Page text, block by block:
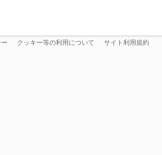
クッキー等の利用について サイト利用規約